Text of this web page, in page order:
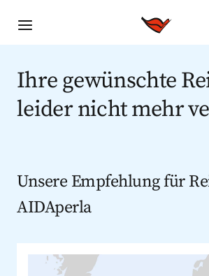
Ihre gewünschte
leider nicht mehr
Unsere Empfehlung für
AIDAperla